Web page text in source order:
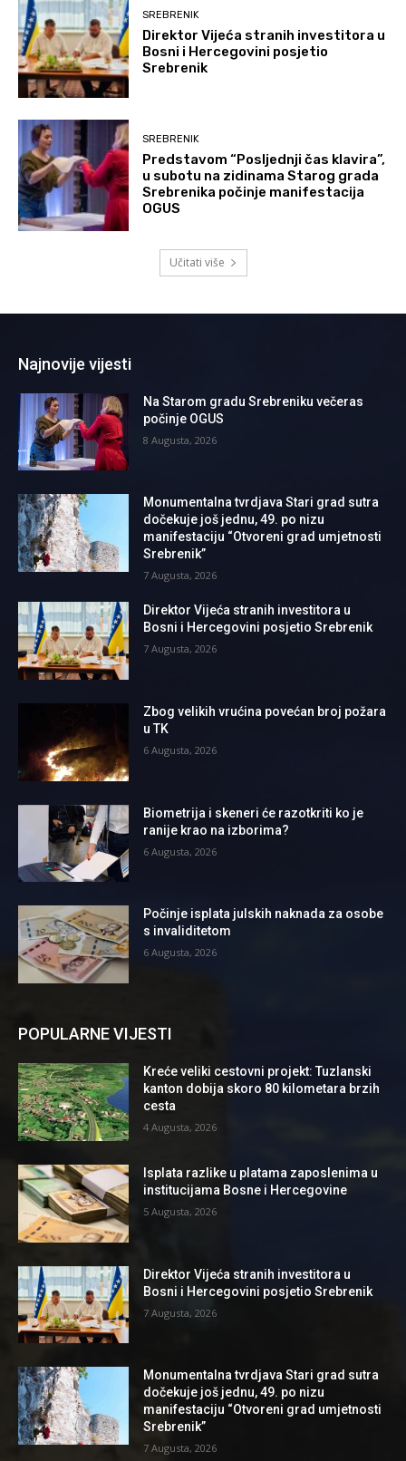
SREBRENIK
Direktor Vijeća stranih investitora u
Bosni i Hercegovini posjetio
Srebrenik
SREBRENIK
Predstavom “Posljednji čas klavira”,
u subotu na zidinama Starog grada
Srebrenika počinje manifestacija
OGUS
Učitati više
Najnovije vijesti
Na Starom gradu Srebreniku večeras
počinje OGUS
8 Augusta, 2026
Monumentalna tvrdjava Stari grad sutra
dočekuje još jednu, 49. po nizu
manifestaciju “Otvoreni grad umjetnosti
Srebrenik”
7 Augusta, 2026
Direktor Vijeća stranih investitora u
Bosni i Hercegovini posjetio Srebrenik
7 Augusta, 2026
Zbog velikih vrućina povećan broj požara
u TK
6 Augusta, 2026
Biometrija i skeneri će razotkriti ko je
ranije krao na izborima?
6 Augusta, 2026
Počinje isplata julskih naknada za osobe
s invaliditetom
6 Augusta, 2026
POPULARNE VIJESTI
Kreće veliki cestovni projekt: Tuzlanski
kanton dobija skoro 80 kilometara brzih
cesta
4 Augusta, 2026
Isplata razlike u platama zaposlenima u
institucijama Bosne i Hercegovine
5 Augusta, 2026
Direktor Vijeća stranih investitora u
Bosni i Hercegovini posjetio Srebrenik
7 Augusta, 2026
Monumentalna tvrdjava Stari grad sutra
dočekuje još jednu, 49. po nizu
manifestaciju “Otvoreni grad umjetnosti
Srebrenik”
7 Augusta, 2026